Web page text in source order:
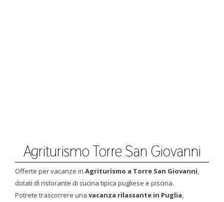
Agriturismo Torre San Giovanni
Offerte per vacanze in Agriturismo a Torre San Giovanni,
dotati di ristorante di cucina tipica pugliese e piscina.
Potrete trascorrere una vacanza rilassante in Puglia,